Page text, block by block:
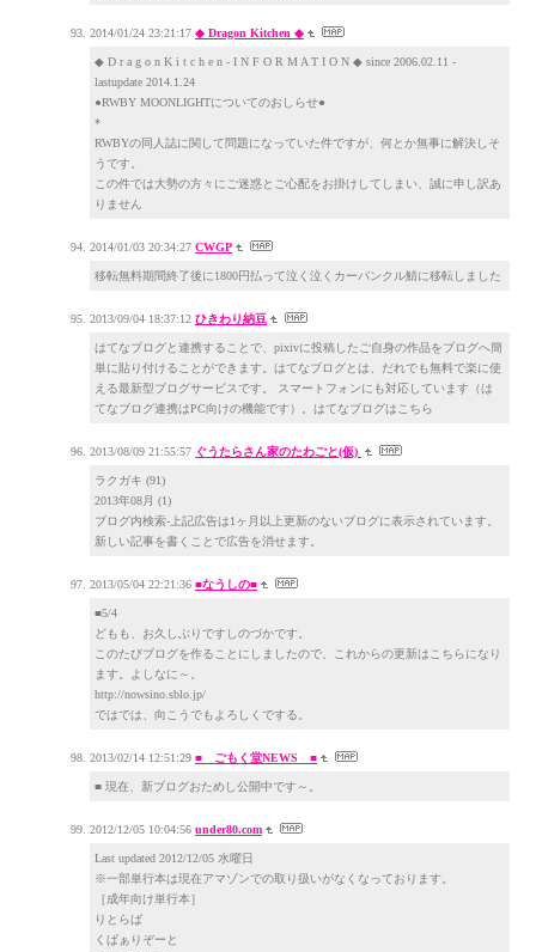
2014/01/24 23:21:17 ◆ Dragon Kitchen ◆
◆ D r a g o n K i t c h e n - I N F O R M A T I O N ◆ since 2006.02.11 -
lastupdate 2014.1.24
●RWBY MOONLIGHTについてのおしらせ●
*
RWBYの同人誌に関して問題になっていた件ですが、何とか無事に解決しそ
うです。
この件では大勢の方々にご迷惑とご心配をお掛けしてしまい、誠に申し訳あ
りません
2014/01/03 20:34:27 CWGP
移転無料期間終了後に1800円払って泣く泣くカーバンクル鯖に移転しました
2013/09/04 18:37:12 ひきわり納豆
はてなブログと連携することで、pixivに投稿したご自身の作品をブログへ簡
単に貼り付けることができます。はてなブログとは、だれでも無料で楽に使
える最新型ブログサービスです。 スマートフォンにも対応しています（は
てなブログ連携はPC向けの機能です）。はてなブログはこちら
2013/08/09 21:55:57 ぐうたらさん家のたわごと(仮)
ラクガキ (91)
2013年08月 (1)
ブログ内検索-上記広告は1ヶ月以上更新のないブログに表示されています。
新しい記事を書くことで広告を消せます。
2013/05/04 22:21:36 ■なうしの■
■5/4
どもも、お久しぶりですしのづかです。
このたびブログを作ることにしましたので、これからの更新はこちらになり
ます。よしなに～。
http://nowsino.sblo.jp/
ではでは、向こうでもよろしくでする。
2013/02/14 12:51:29 ■ ごもく堂NEWS ■
■ 現在、新ブログおためし公開中です～。
2012/12/05 10:04:56 under80.com
Last updated 2012/12/05 水曜日
※一部単行本は現在アマゾンでの取り扱いがなくなっております。
［成年向け単行本］
りとらば
くぱぁりぞーと